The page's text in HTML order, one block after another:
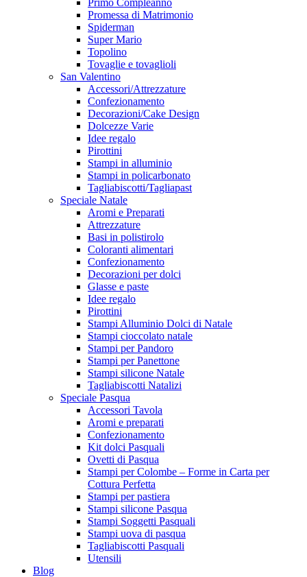
Primo Compleanno
Promessa di Matrimonio
Spiderman
Super Mario
Topolino
Tovaglie e tovaglioli
San Valentino
Accessori/Attrezzature
Confezionamento
Decorazioni/Cake Design
Dolcezze Varie
Idee regalo
Pirottini
Stampi in alluminio
Stampi in policarbonato
Tagliabiscotti/Tagliapast
Speciale Natale
Aromi e Preparati
Attrezzature
Basi in polistirolo
Coloranti alimentari
Confezionamento
Decorazioni per dolci
Glasse e paste
Idee regalo
Pirottini
Stampi Alluminio Dolci di Natale
Stampi cioccolato natale
Stampi per Pandoro
Stampi per Panettone
Stampi silicone Natale
Tagliabiscotti Natalizi
Speciale Pasqua
Accessori Tavola
Aromi e preparati
Confezionamento
Kit dolci Pasquali
Ovetti di Pasqua
Stampi per Colombe – Forme in Carta per
Cottura Perfetta
Stampi per pastiera
Stampi silicone Pasqua
Stampi Soggetti Pasquali
Stampi uova di pasqua
Tagliabiscotti Pasquali
Utensili
Blog